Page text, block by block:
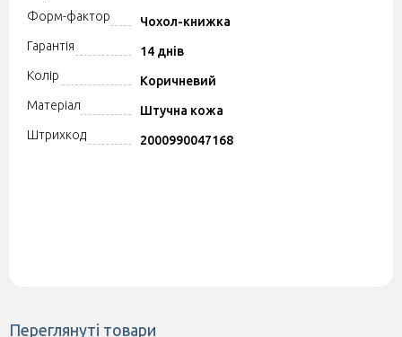
Форм-фактор
Чохол-книжка
Гарантія
14 днів
Колір
Коричневий
Матеріал
Штучна кожа
Штрихкод
2000990047168
Переглянуті товари